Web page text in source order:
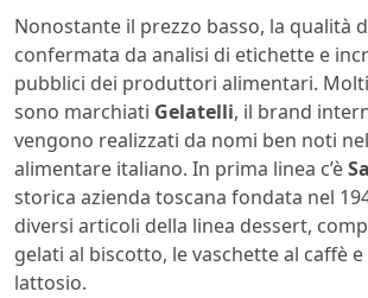
Nonostante il prezzo basso, la qualità
confermata da analisi di etichette e
pubblici dei produttori alimentari.
sono marchiati Gelatelli, il brand
vengono realizzati da nomi ben noti
alimentare italiano. In prima linea c’è
storica azienda toscana fondata nel
diversi articoli della linea dessert,
gelati al biscotto, le vaschette al caffè
lattosio.